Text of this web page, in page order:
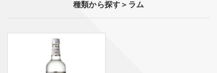
種類から探す＞ラム